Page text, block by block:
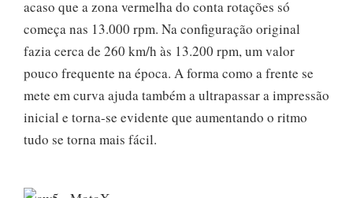
acaso que a zona vermelha do conta rotações só
começa nas 13.000 rpm. Na configuração original
fazia cerca de 260 km/h às 13.200 rpm, um valor
pouco frequente na época. A forma como a frente se
mete em curva ajuda também a ultrapassar a impressão
inicial e torna-se evidente que aumentando o ritmo
tudo se torna mais fácil.